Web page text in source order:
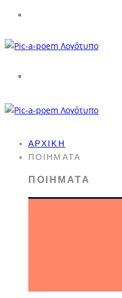
ΑΡΧΙΚΉ
ΠΟΙΉΜΑΤΑ
ΠΟΙΉΜΑΤΑ